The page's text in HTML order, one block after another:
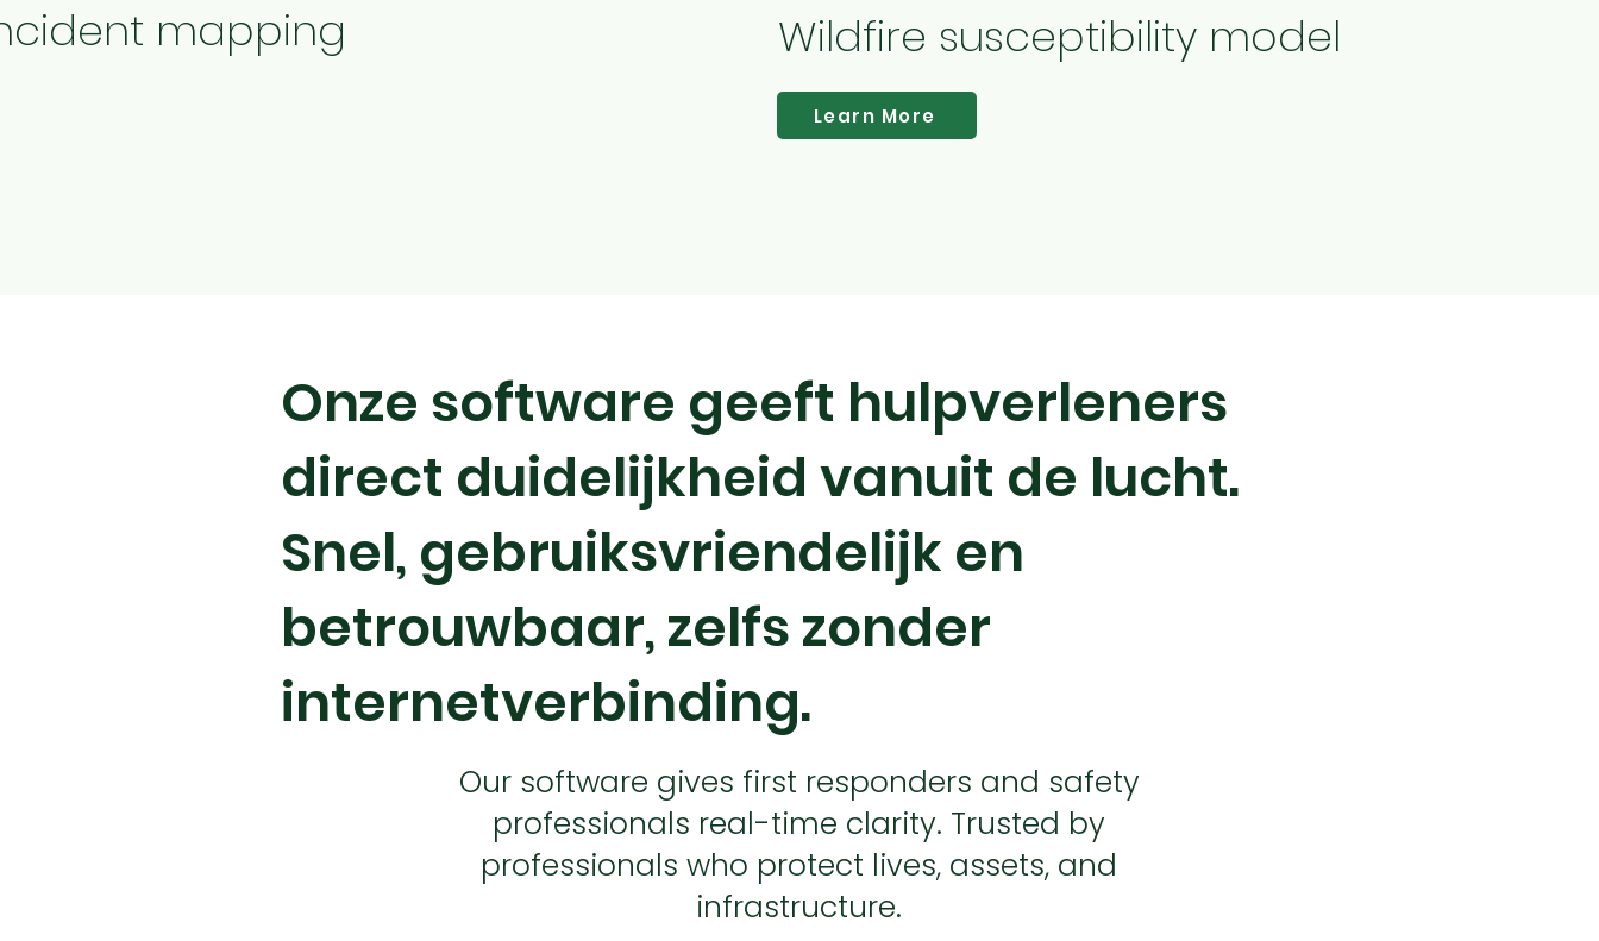
mapping Wildfire susceptibility model
Learn More
Onze software geeft hulpverleners
direct duidelijkheid vanuit de lucht.
Snel, gebruiksvriendelijk en
betrouwbaar, zelfs zonder
internetverbinding.
Our software gives first responders and safety
professionals real-time clarity. Trusted by
professionals who protect lives, assets, and
infrastructure.